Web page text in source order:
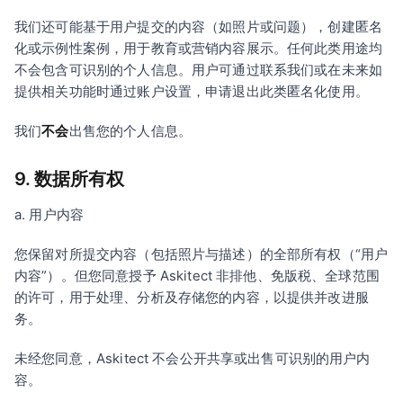
我们还可能基于用户提交的内容（如照片或问题），创建匿名
化或示例性案例，用于教育或营销内容展示。任何此类用途均
不会包含可识别的个人信息。用户可通过联系我们或在未来如
提供相关功能时通过账户设置，申请退出此类匿名化使用。
我们不会出售您的个人信息。
9. 数据所有权
a. 用户内容
您保留对所提交内容（包括照片与描述）的全部所有权（“用户
内容”）。但您同意授予 Askitect 非排他、免版税、全球范围
的许可，用于处理、分析及存储您的内容，以提供并改进服
务。
未经您同意，Askitect 不会公开共享或出售可识别的用户内
容。